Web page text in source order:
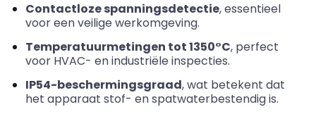
Contactloze spanningsdetectie, essentieel
voor een veilige werkomgeving.
Temperatuurmetingen tot 1350°C, perfect
voor HVAC- en industriële inspecties.
IP54-beschermingsgraad, wat betekent dat
het apparaat stof- en spatwaterbestendig is.